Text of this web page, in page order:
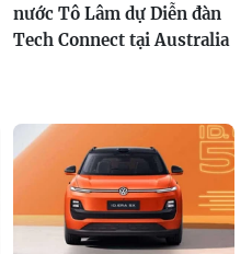
nước Tô Lâm dự Diễn đàn
Tech Connect tại Australia